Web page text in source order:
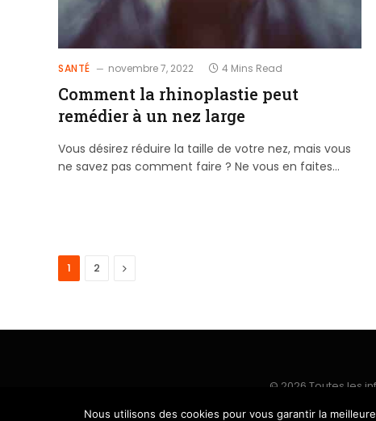
SANTÉ novembre 7, 2022 4 Mins Read
Comment la rhinoplastie peut
remédier à un nez large
Vous désirez réduire la taille de votre nez, mais vous
ne savez pas comment faire ? Ne vous en faites…
1 2 Next
© 2026 Toutes les
Nous utilisons des cookies pour vous garantir la